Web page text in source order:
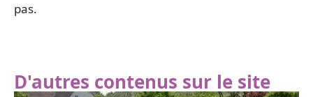
pas.
D'autres contenus sur le site